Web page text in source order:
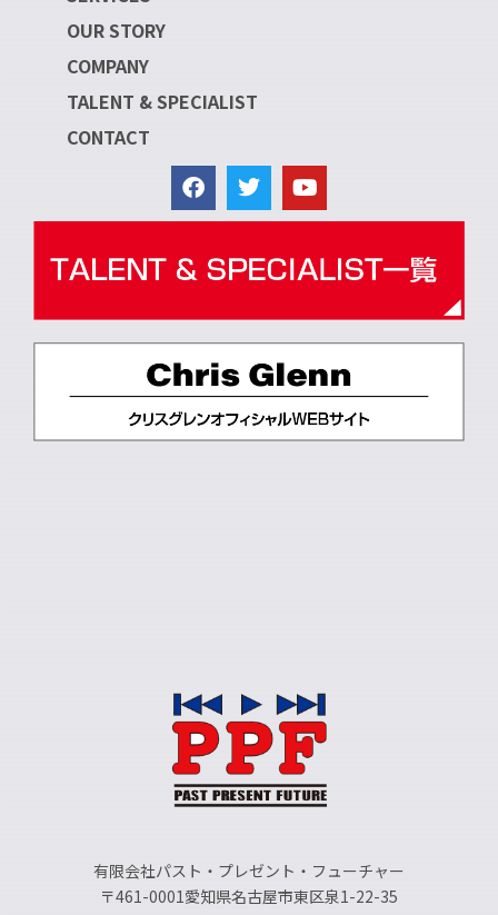
OUR STORY
COMPANY
TALENT & SPECIALIST
CONTACT
有限会社パスト・プレゼント・フューチャー
〒461-0001愛知県名古屋市東区泉1-22-35